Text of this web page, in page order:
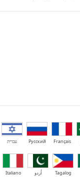
Français
Русский עברית
Tagalog اُردو Italiano